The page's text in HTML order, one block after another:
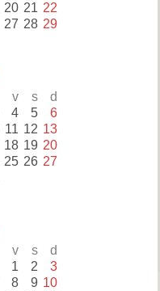
20 21 22
27 28 29
v s d
4 5 6
11 12 13
18 19 20
25 26 27
v s d
1 2 3
8 9 10